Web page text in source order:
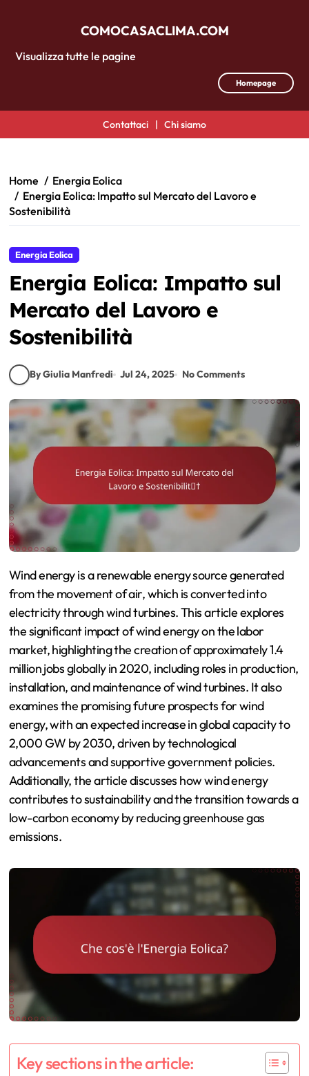
Visualizza tutte le pagine
COMOCASACLIMA.COM
Homepage
Contattaci | Chi siamo
content
Home
Energia Eolica
Energia Eolica: Impatto sul Mercato del Lavoro e
Sostenibilità
Energia Eolica
Energia Eolica: Impatto sul
Mercato del Lavoro e
Sostenibilità
By Giulia Manfredi Jul 24, 2025 No Comments
Wind energy is a renewable energy source generated
from the movement of air, which is converted into
electricity through wind turbines. This article explores
the significant impact of wind energy on the labor
market, highlighting the creation of approximately 1.4
million jobs globally in 2020, including roles in production,
installation, and maintenance of wind turbines. It also
examines the promising future prospects for wind
energy, with an expected increase in global capacity to
2,000 GW by 2030, driven by technological
advancements and supportive government policies.
Additionally, the article discusses how wind energy
contributes to sustainability and the transition towards a
low-carbon economy by reducing greenhouse gas
emissions.
Key sections in the article: